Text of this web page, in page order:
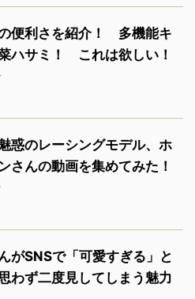
便利さを紹介！ 多機能キ
ハサミ！ これは欲しい！
惑のレーシングモデル、ホ
さんの動画を集めてみた！
がSNSで「可愛すぎる」と
ず二度見してしまう魅力